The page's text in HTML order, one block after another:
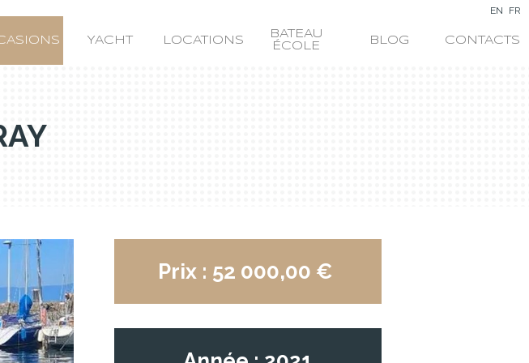
EN FR
YACHT LOCATIONS
BATEAU
ÉCOLE
BLOG CONTACTS
Prix : 52 000,00 €